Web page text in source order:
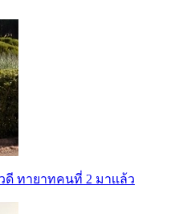
ทายาทคนที่ 2 มาเเล้ว